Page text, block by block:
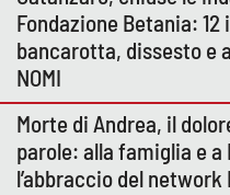
Fondazione Betania:
bancarotta, dissesto e
NOMI
Morte di Andrea, il
parole: alla famiglia e a
l’abbraccio del network